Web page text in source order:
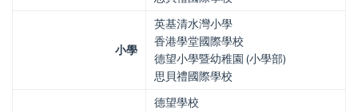
小學
英基清水灣小學
香港學堂國際學校
德望小學暨幼稚園 (小學部)
思貝禮國際學校
德望學校